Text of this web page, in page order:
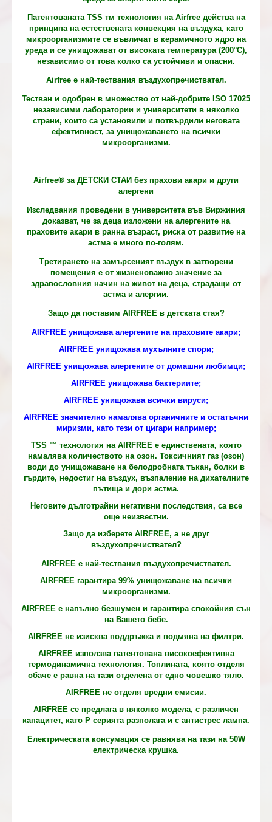
Патентованата TSS тм технология на Airfree действа на
принципа на естествената конвекция на въздуха, като
микроорганизмите се въвличат в керамичното ядро на
уреда и се унищожават от високата температура (200°С),
независимо от това колко са устойчиви и опасни.
Airfree е най-тествания въздухопречиствател.
Тестван и одобрен в множество от най-добрите ISO 17025
независими лаборатории и университети в няколко
страни, които са установили и потвърдили неговата
ефективност, за унищожаването на всички
микроорганизми.
Airfree® за ДЕТСКИ СТАИ без прахови акари и други
алергени
Изследвания проведени в университета във Виржиния
доказват, че за деца изложени на алергените на
праховите акари в ранна възраст, риска от развитие на
астма е много по-голям.
Третирането на замърсеният въздух в затворени
помещения е от жизненоважно значение за
здравословния начин на живот на деца, страдащи от
астма и алергии.
Защо да поставим AIRFREE в детската стая?
AIRFREE унищожава алергените на праховите акари;
AIRFREE унищожава мухълните спори;
AIRFREE унищожава алергените от домашни любимци;
AIRFREE унищожава бактериите;
AIRFREE унищожава всички вируси;
AIRFREE значително намалява органичните и остатъчни
миризми, като тези от цигари например;
TSS ™ технология на AIRFREE е единствената, която
намалява количеството на озон. Токсичният газ (озон)
води до унищожаване на белодробната тъкан, болки в
гърдите, недостиг на въздух, възпаление на дихателните
пътища и дори астма.
Неговите дълготрайни негативни последствия, са все
още неизвестни.
Защо да изберете AIRFREE, а не друг
въздухопречиствател?
AIRFREE е най-тествания въздухопречиствател.
AIRFREE гарантира 99% унищожаване на всички
микроорганизми.
AIRFREE е напълно безшумен и гарантира спокойния сън
на Вашето бебе.
AIRFREE не изисква поддръжка и подмяна на филтри.
AIRFREE използва патентована високоефективна
термодинамична технология. Топлината, която отделя
обаче е равна на тази отделена от едно човешко тяло.
AIRFREE не отделя вредни емисии.
AIRFREE се предлага в няколко модела, с различен
капацитет, като Р серията разполага и с антистрес лампа.
Електрическата консумация се равнява на тази на 50W
електрическа крушка.